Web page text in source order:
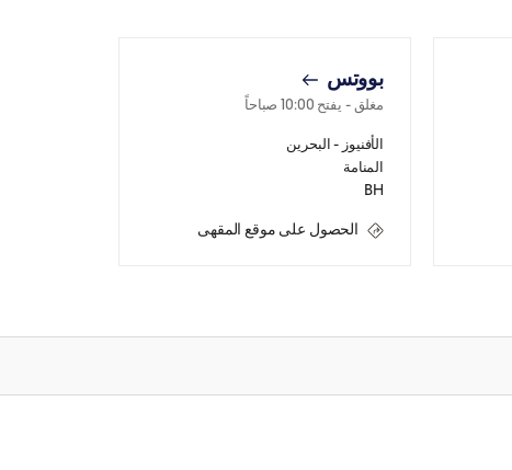
بووتس
مغلق - يفتح 10:00 صباحاً
الأفنيوز - البحرين
المنامة
BH
الحصول على موقع المقهى